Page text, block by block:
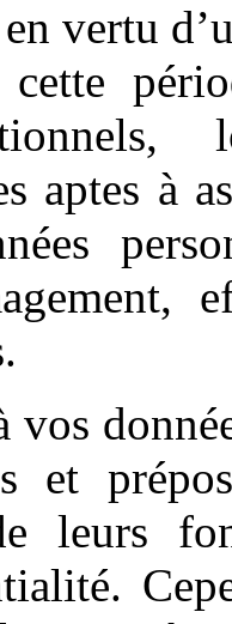
vertu
cette
aptes à
vos
et
leurs